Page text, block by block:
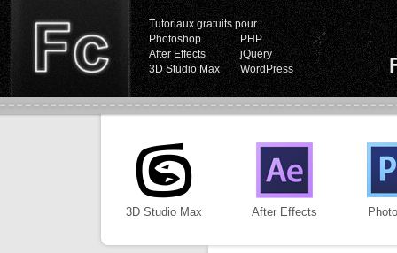
Tutoriaux gratuits pour :
Photoshop
PHP
After Effects
jQuery
3D Studio Max
WordPress
3D Studio Max After Effects